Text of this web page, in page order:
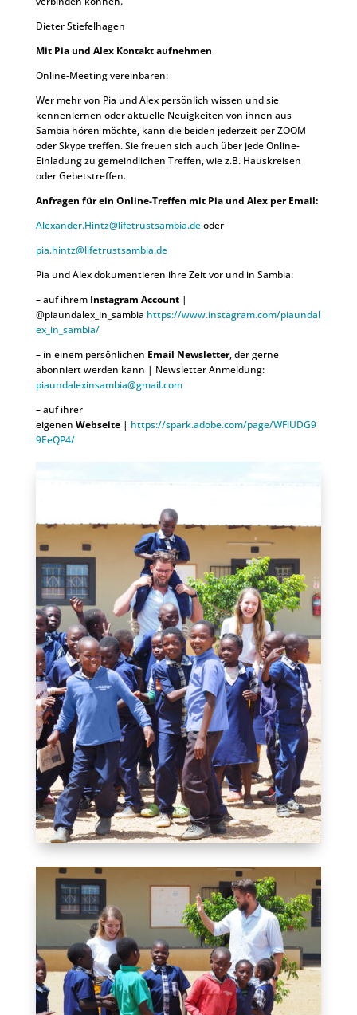
Dieter Stiefelhagen
Mit Pia und Alex Kontakt aufnehmen
Online-Meeting vereinbaren:
Wer mehr von Pia und Alex persönlich wissen und sie
kennenlernen oder aktuelle Neuigkeiten von ihnen aus
Sambia hören möchte, kann die beiden jederzeit per ZOOM
oder Skype treffen. Sie freuen sich auch über jede Online-
Einladung zu gemeindlichen Treffen, wie z.B. Hauskreisen
oder Gebetstreffen.
Anfragen für ein Online-Treffen mit Pia und Alex per Email:
Alexander.Hintz@lifetrustsambia.deoder
pia.hintz@lifetrustsambia.de
Pia und Alex dokumentieren ihre Zeit vor und in Sambia:
– auf ihrem Instagram Account|
@piaundalex_in_sambia https://www.instagram.com/piaundal
ex_in_sambia/
– in einem persönlichen Email Newsletter, der gerne
abonniert werden kann | Newsletter Anmeldung:
piaundalexinsambia@gmail.com
– auf ihrer
eigenen Webseite | https://spark.adobe.com/page/WFlUDG9
9EeQP4/